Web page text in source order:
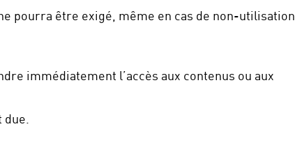
pourra être exigé, même en cas de non-utilisation.
immédiatement l’accès aux contenus ou aux